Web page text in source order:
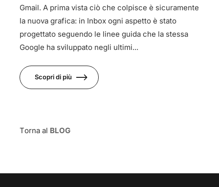
Gmail. A prima vista ciò che colpisce è sicuramente
la nuova grafica: in Inbox ogni aspetto è stato
progettato seguendo le linee guida che la stessa
Google ha sviluppato negli ultimi...
Scopri di più
Torna al BLOG